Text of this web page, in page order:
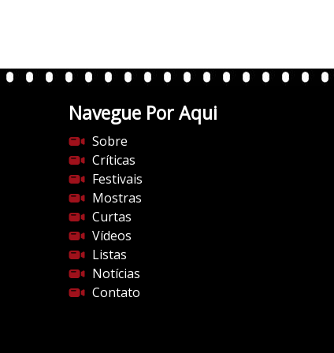
Navegue Por Aqui
Sobre
Críticas
Festivais
Mostras
Curtas
Vídeos
Listas
Notícias
Contato